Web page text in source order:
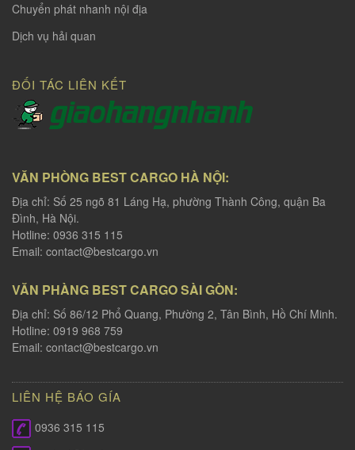
Chuyển phát nhanh nội địa
Dịch vụ hải quan
ĐỐI TÁC LIÊN KẾT
VĂN PHÒNG BEST CARGO HÀ NỘI:
Địa chỉ: Số 25 ngõ 81 Láng Hạ, phường Thành Công, quận Ba
Đình, Hà Nội.
Hotline: 0936 315 115
Email: contact@bestcargo.vn
VĂN PHÀNG BEST CARGO SÀI GÒN:
Địa chỉ: Số 86/12 Phổ Quang, Phường 2, Tân Bình, Hồ Chí Minh.
Hotline: 0919 968 759
Email: contact@bestcargo.vn
LIÊN HỆ BÁO GÍA
0936 315 115